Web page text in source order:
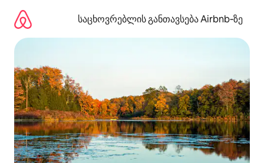
გადასვლა
საცხოვრებლის განთავსება Airbnb‑ზე